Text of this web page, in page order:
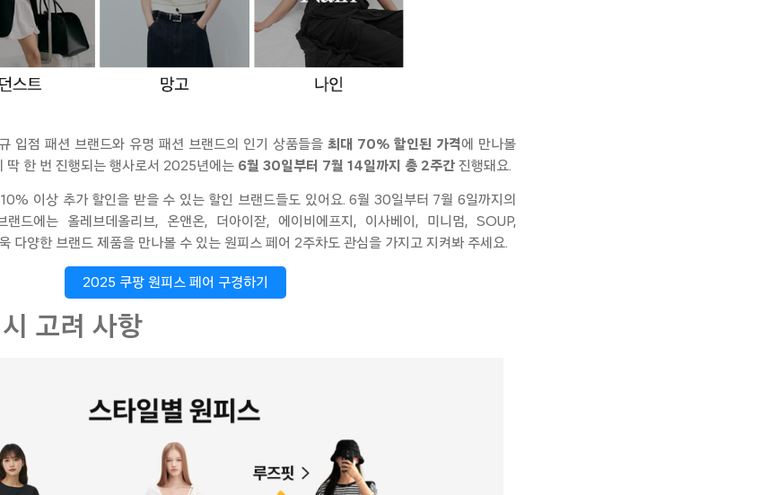
입점 패션 브랜드와 유명 패션 브랜드의 인기 상품들을 최대 70% 할인된 가격에 만나볼
딱 한 번 진행되는 행사로서 2025년에는 6월 30일부터 7월 14일까지 총 2주간 진행돼요.
이상 추가 할인을 받을 수 있는 할인 브랜드들도 있어요. 6월 30일부터 7월 6일까지의
랜드에는 올레브데올리브, 온앤온, 더아이잗, 에이비에프지 , 이사베이 , 미니멈, SOUP,
다양한 브랜드 제품을 만나볼 수 있는 원피스 페어 2주차도 관심을 가지고 지켜봐 주세요.
2025 쿠팡 원피스 페어 구경하기
고려 사항